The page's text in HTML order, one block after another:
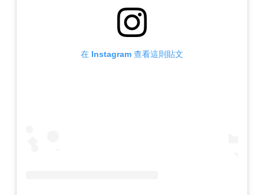
在 Instagram 查看這則貼文